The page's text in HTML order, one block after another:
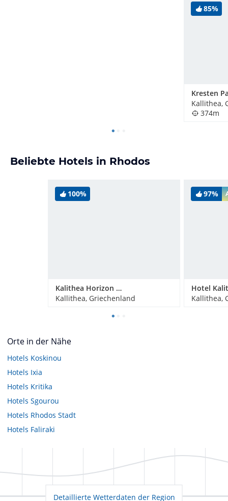
85%
Kallithea,
374m
Beliebte Hotels in Rhodos
100%
Kalithea Horizon Blu 5 Star Adults Only
Kallithea, Griechenland
97%
Kallithea,
Orte in der Nähe
Hotels Koskinou
Hotels Ixia
Hotels Kritika
Hotels Sgourou
Hotels Rhodos Stadt
Hotels Faliraki
Detaillierte Wetterdaten der Region